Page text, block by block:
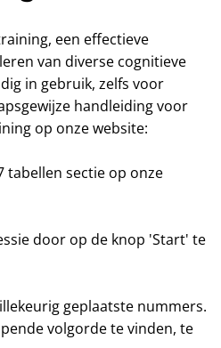
een effectieve
van diverse cognitieve
in gebruik, zelfs voor
handleiding voor
op onze website:
tabellen sectie op onze
door op de knop 'Start' te
geplaatste nummers.
volgorde te vinden, te